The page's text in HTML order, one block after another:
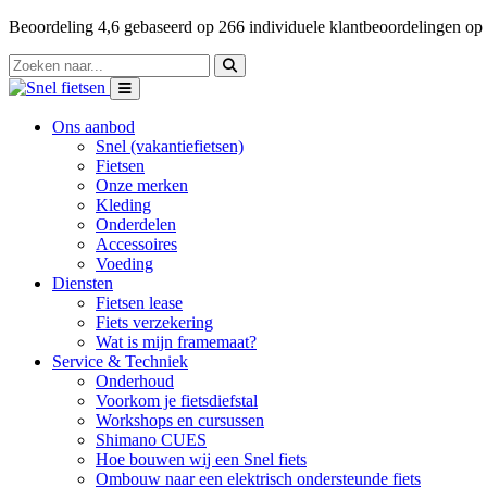
Beoordeling 4,6 gebaseerd op 266 individuele klantbeoordelingen op
Ons aanbod
Snel (vakantiefietsen)
Fietsen
Onze merken
Kleding
Onderdelen
Accessoires
Voeding
Diensten
Fietsen lease
Fiets verzekering
Wat is mijn framemaat?
Service & Techniek
Onderhoud
Voorkom je fietsdiefstal
Workshops en cursussen
Shimano CUES
Hoe bouwen wij een Snel fiets
Ombouw naar een elektrisch ondersteunde fiets